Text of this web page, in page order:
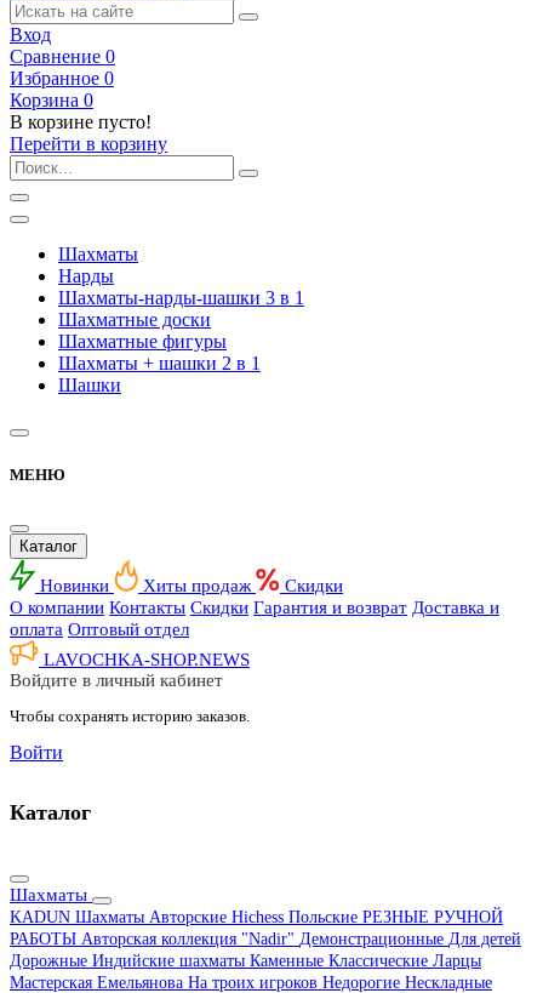
Вход
Сравнение 0
Избранное 0
Корзина 0
В корзине пусто!
Перейти в корзину
Шахматы
Нарды
Шахматы-нарды-шашки 3 в 1
Шахматные доски
Шахматные фигуры
Шахматы + шашки 2 в 1
Шашки
МЕНЮ
Каталог
Новинки Хиты продаж
Скидки
О компании Контакты Скидки Гарантия и возврат Доставка и
оплата Оптовый отдел
LAVOCHKA-SHOP.NEWS
Войдите в личный кабинет
Чтобы сохранять историю заказов.
Войти
Каталог
Шахматы
KADUN Шахматы Авторские Hichess Польские РЕЗНЫЕ РУЧНОЙ
РАБОТЫ Авторская коллекция "Nadir" Демонстрационные Для детей
Дорожные Индийские шахматы Каменные Классические Ларцы
Мастерская Емельянова На троих игроков Недорогие Нескладные